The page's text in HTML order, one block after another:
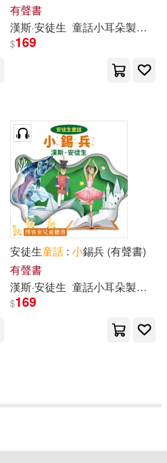
團隊
有聲書
漢斯·安徒生 童話小耳朵製作
$169
團隊
安徒生童話 : 小錫兵 (有聲書)
有聲書
漢斯·安徒生 童話小耳朵製作
$169